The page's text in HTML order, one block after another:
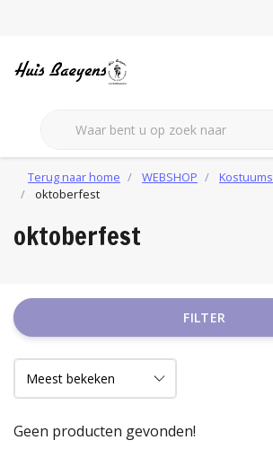
Terug naar home WEBSHOP Kostuums
oktoberfest
oktoberfest
FILTER
Geen producten gevonden!